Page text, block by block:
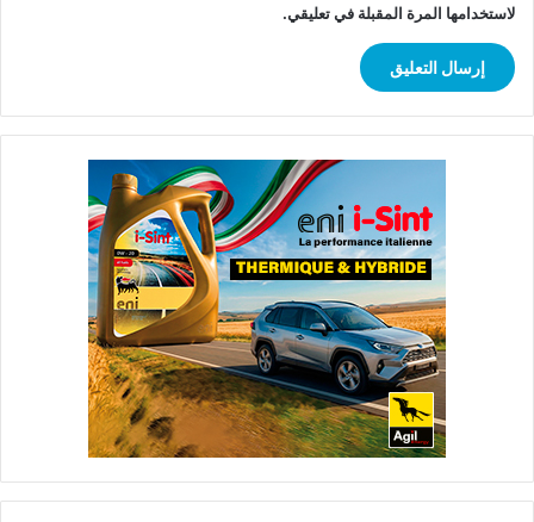
لاستخدامها المرة المقبلة في تعليقي.